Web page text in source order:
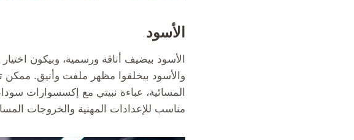
الأسود
الأسود بيضيف أناقة ورسمية، وبيكون
والأسود بيخلقوا مظهر ملفت وأنيق.
المسائية، عباءة نبيتي مع إكسسوارات
مناسب للإعدادات المهنية والخروجات